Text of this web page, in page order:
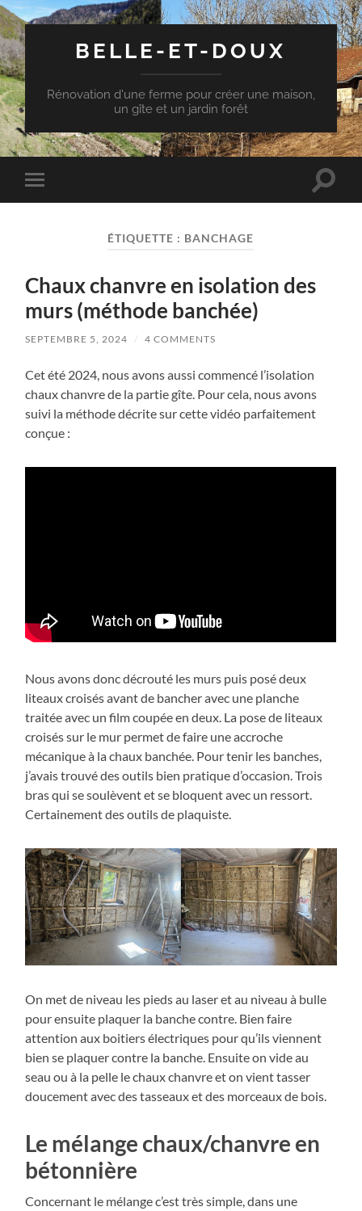
BELLE-ET-DOUX
Rénovation d'une ferme pour créer une maison,
un gîte et un jardin forêt
Toggle
mobile
Toggle
ÉTIQUETTE : BANCHAGE
Chaux chanvre en isolation des
murs (méthode banchée)
SEPTEMBRE 5, 2024 / 4 COMMENTS
Cet été 2024, nous avons aussi commencé l’isolation
chaux chanvre de la partie gîte. Pour cela, nous avons
suivi la méthode décrite sur cette vidéo parfaitement
conçue :
Nous avons donc décrouté les murs puis posé deux
liteaux croisés avant de bancher avec une planche
traitée avec un film coupée en deux. La pose de liteaux
croisés sur le mur permet de faire une accroche
mécanique à la chaux banchée. Pour tenir les banches,
j’avais trouvé des outils bien pratique d’occasion. Trois
bras qui se soulèvent et se bloquent avec un ressort.
Certainement des outils de plaquiste.
On met de niveau les pieds au laser et au niveau à bulle
pour ensuite plaquer la banche contre. Bien faire
attention aux boitiers électriques pour qu’ils viennent
bien se plaquer contre la banche. Ensuite on vide au
seau ou à la pelle le chaux chanvre et on vient tasser
doucement avec des tasseaux et des morceaux de bois.
Le mélange chaux/chanvre en
bétonnière
Concernant le mélange c’est très simple, dans une